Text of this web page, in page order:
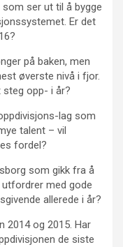
ser ut til å bygge
Er det
på baken, men
øverste nivå i fjor.
steg opp- i år?
lag som
talent – vil
fordel?
som gikk fra å
med gode
allerede i år?
2014 og 2015. Har
de siste